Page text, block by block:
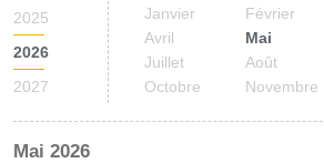
2025
2026
2027
Janvier Février
Avril
Mai
Juillet
Août
Octobre
Novembre
Mai 2026